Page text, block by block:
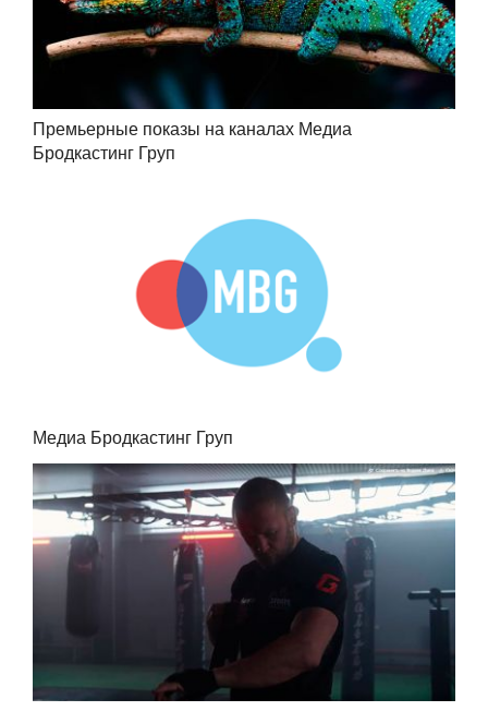
Премьерные показы на каналах Медиа
Бродкастинг Груп
Медиа Бродкастинг Груп